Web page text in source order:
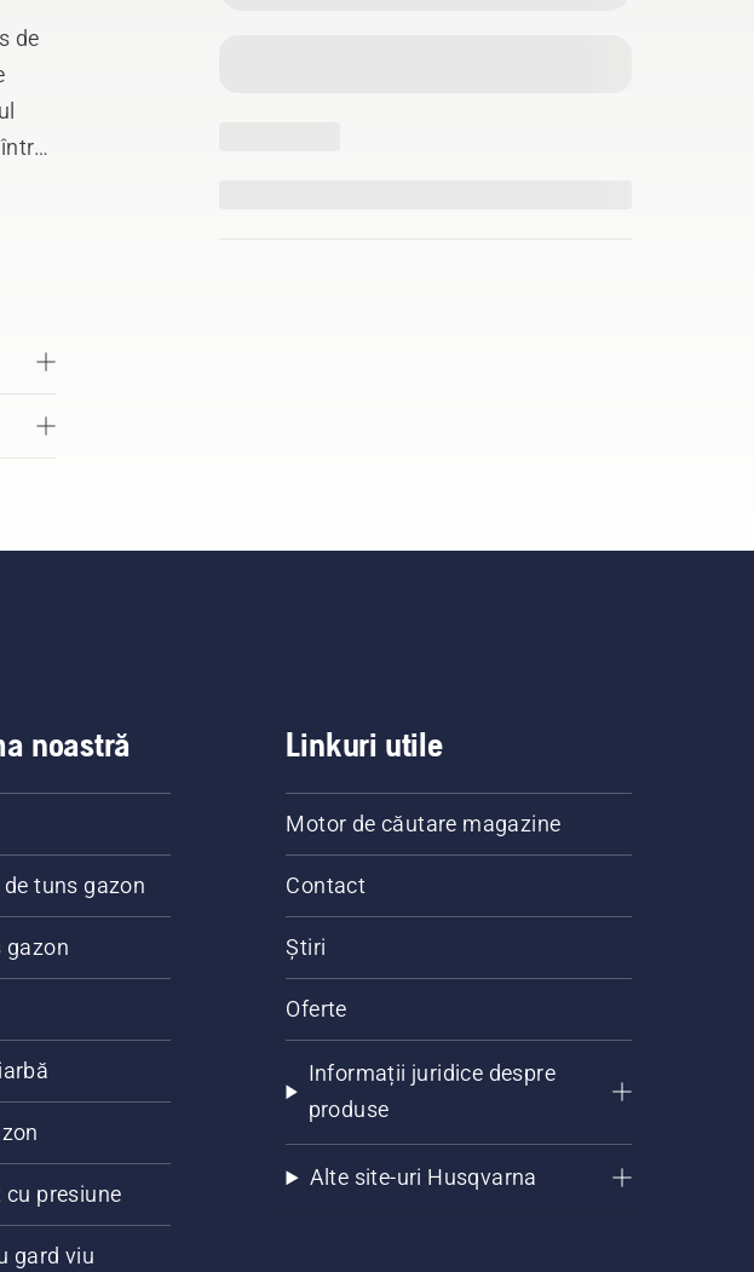
de
noastră
tuns gazon
gazon
presiune
gard viu
Linkuri utile
Motor de căutare magazine
Contact
Știri
Oferte
Informații juridice despre
produse
Alte site-uri Husqvarna